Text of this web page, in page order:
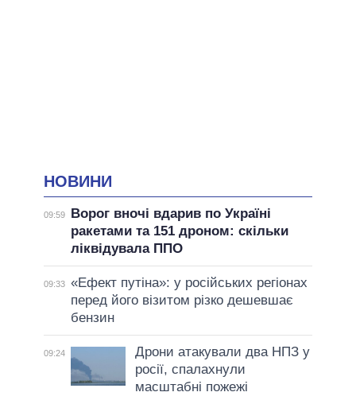
НОВИНИ
09:59
Ворог вночі вдарив по Україні
ракетами та 151 дроном: скільки
ліквідувала ППО
09:33 «Ефект путіна»: у російських регіонах
перед його візитом різко дешевшає
бензин
09:24
Дрони атакували два НПЗ у
росії, спалахнули
масштабні пожежі